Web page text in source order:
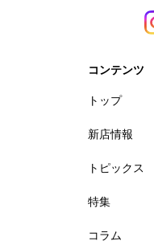
コンテンツ
トップ
新店情報
トピックス
特集
コラム